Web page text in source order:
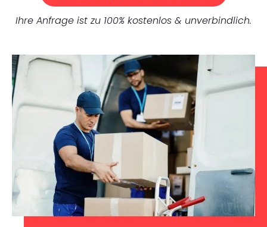
Ihre Anfrage ist zu 100% kostenlos & unverbindlich.